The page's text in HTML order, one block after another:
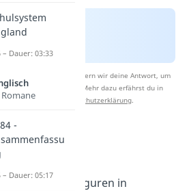
Nach Beantwortung speichern wir deine Antwort, um
Studyflix zu verbessern. Mehr dazu erfährst du in
unserer
Datenschutzerklärung.
hast du die Figuren in
– Dauer: 03:33
-
– Dauer: 05:17